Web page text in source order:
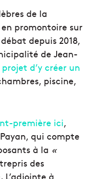
de la
promontoire sur
depuis 2018,
de Jean-
projet d’y créer un
piscine,
première ici,
qui compte
à la «
des
à